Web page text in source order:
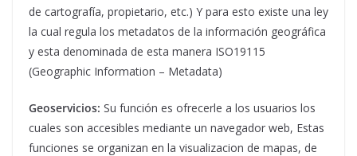
de cartografía, propietario, etc.) Y para esto existe una ley
la cual regula los metadatos de la información geográfica
y esta denominada de esta manera ISO19115
(Geographic Information – Metadata)
Geoservicios: Su función es ofrecerle a los usuarios los
cuales son accesibles mediante un navegador web, Estas
funciones se organizan en la visualizacion de mapas, de